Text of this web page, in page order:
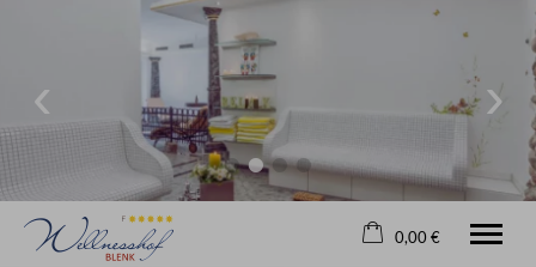
0,00 €